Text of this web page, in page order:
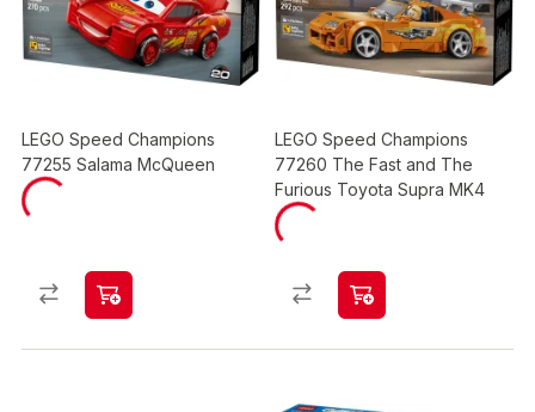
LEGO Speed Champions
77255 Salama McQueen
LEGO Speed Champions
77260 The Fast and The
Furious Toyota Supra MK4